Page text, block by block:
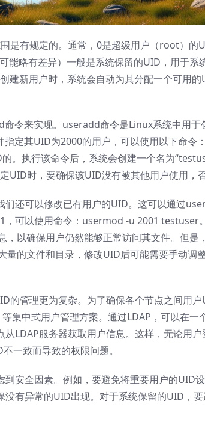
是有规定的。通常，0是超级用户（root）的
能略有差异）一般是系统保留的UID，用于系
建新用户时，系统会自动为其分配一个可用
令来实现。useradd命令是Linux系统中用于
指定其UID为2000的用户，可以使用以下命
。执行该命令后，系统会创建一个名为
UID时，要确保该UID没有被其他用户使用，
们还可以修改已有用户的UID。这可以通过
，可以使用命令：usermod -u 2001 testuser
，以确保用户仍然能够正常访问其文件。但
量的文件和目录，修改UID后可能需要手动调
的管理更为复杂。为了确保各个节点之间用
集中式用户管理方案。通过LDAP，可以在一
LDAP服务器获取用户信息。这样，无论用
一致而导致的权限问题。
安全因素。例如，要避免将重要用户的UID
有异常的UID出现。对于系统保留的UID，